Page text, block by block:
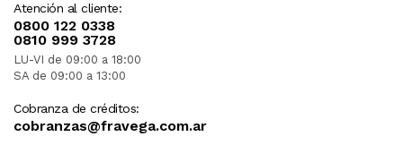
Atención al cliente:
0800 122 0338
0810 999 3728
LU-VI de 09:00 a 18:00
SA de 09:00 a 13:00
Cobranza de créditos:
cobranzas@fravega.com.ar